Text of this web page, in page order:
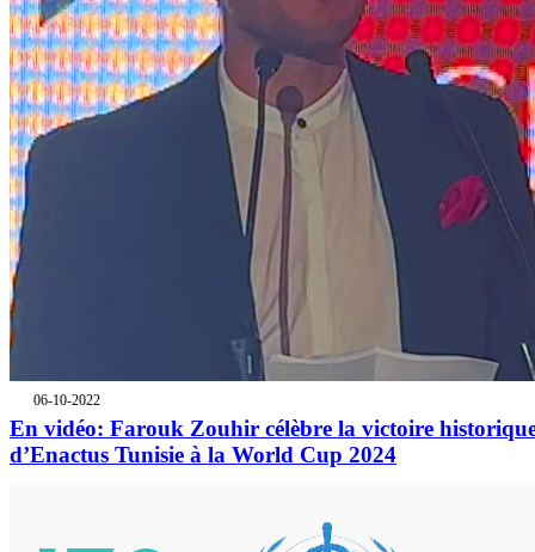
06-10-2022
En vidéo: Farouk Zouhir célèbre la victoire
d’Enactus Tunisie à la World Cup 2024